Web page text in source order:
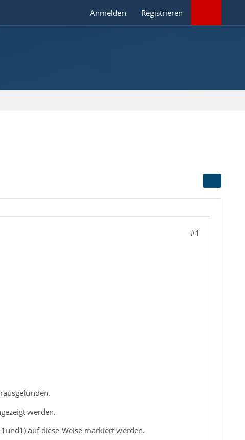
Anmelden Registrieren
#1
werden.
auf diese Weise markiert werden.